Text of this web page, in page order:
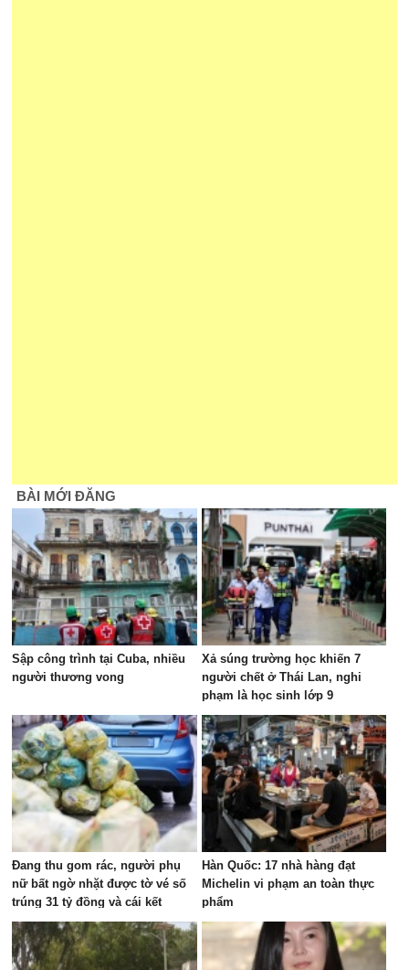
BÀI MỚI ĐĂNG
Sập công trình tại Cuba, nhiều
người thương vong
Xả súng trường học khiến 7
người chết ở Thái Lan, nghi
phạm là học sinh lớp 9
Đang thu gom rác, người phụ
nữ bất ngờ nhặt được tờ vé số
trúng 31 tỷ đồng và cái kết
Hàn Quốc: 17 nhà hàng đạt
Michelin vi phạm an toàn thực
phẩm